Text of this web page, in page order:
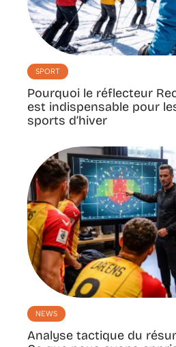
SPORT
Pourquoi le réflecteur
est indispensable pour
sports d’hiver
NEWS
Analyse tactique du